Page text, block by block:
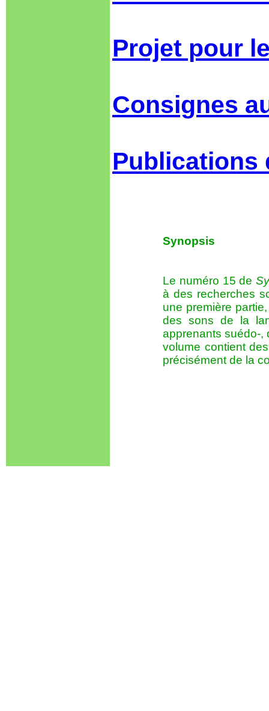
Projet pour
Consignes
Publications
Synopsis
Le numéro 15 de
à des recherches
une première
des sons de la
apprenants suédo-,
volume contient
précisément de la